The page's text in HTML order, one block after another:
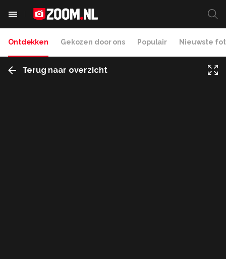
Ontdekken Gekozen door ons Populair Nieuwste
Terug naar overzicht